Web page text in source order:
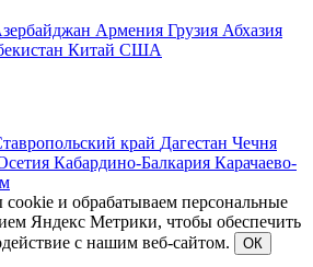
Армения Грузия Абхазия
Китай США
край Дагестан Чечня
Кабардино-Балкария Карачаево-
и обрабатываем персональные
Яндекс Метрики, чтобы обеспечить
с нашим веб-сайтом.
ОК